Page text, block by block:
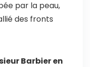
par la peau,
des fronts
Barbier en